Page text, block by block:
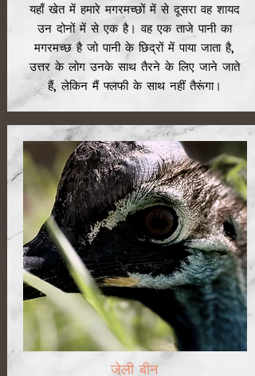
यहाँ खेत में हमारे मगरमच्छों में से दूसरा वह शायद
उन दोनों में से एक है। वह एक ताजे पानी का
मगरमच्छ है जो पानी के छिद्रों में पाया जाता है,
उत्तर के लोग उनके साथ तैरने के लिए जाने जाते
हैं, लेकिन मैं फ्लफी के साथ नहीं तैरूंगा।
जेली बीन